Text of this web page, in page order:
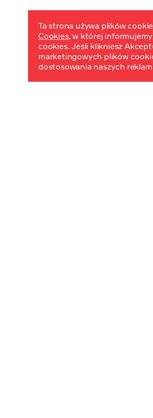
Ta strona używa plików
Cookies, w której
cookies. Jeśli klikniesz
marketingowych plików
dostosowania naszych